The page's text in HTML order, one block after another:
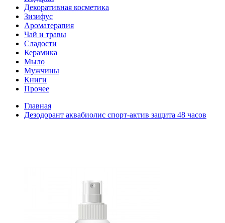
Декоративная косметика
Зизифус
Ароматерапия
Чай и травы
Сладости
Керамика
Мыло
Мужчины
Книги
Прочее
Главная
Дезодорант аквабиолис спорт-актив защита 48 часов